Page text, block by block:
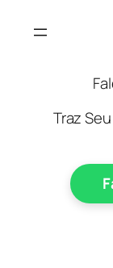
para
Traz